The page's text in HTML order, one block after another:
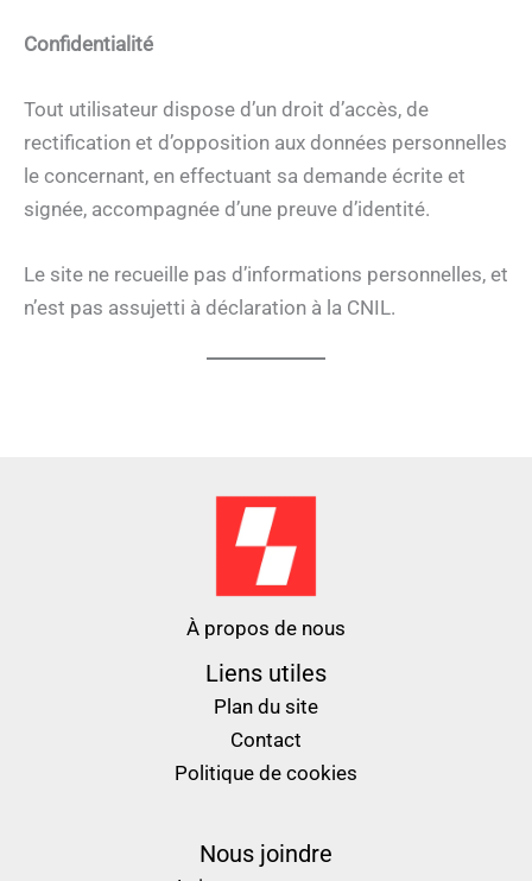
Confidentialité
Tout utilisateur dispose d’un droit d’accès, de
rectification et d’opposition aux données personnelles
le concernant, en effectuant sa demande écrite et
signée, accompagnée d’une preuve d’identité.
Le site ne recueille pas d’informations personnelles, et
n’est pas assujetti à déclaration à la CNIL.
À propos de nous
Liens utiles
Plan du site
Contact
Politique de cookies
Nous joindre